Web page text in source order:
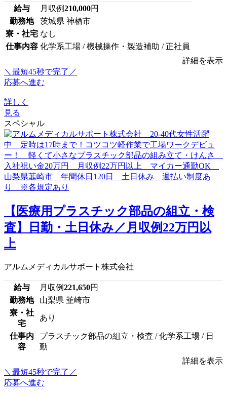
給与 月収例210,000円
勤務地
茨城県 神栖市
寮・社宅 なし
仕事内容 化学系工場 / 機械操作・製造補助 / 正社員
詳細を表示
＼最短45秒で完了／
応募へ進む
詳しく
見る
スペシャル
【医療用プラスチック部品の組立・検
査】日勤・土日休み／月収例22万円以
上
アルムメディカルサポート株式会社
給与 月収例221,650円
勤務地
山梨県 韮崎市
寮・社
宅
あり
仕事内
容
プラスチック部品の組立・検査 / 化学系工場 / 日
勤
詳細を表示
＼最短45秒で完了／
応募へ進む